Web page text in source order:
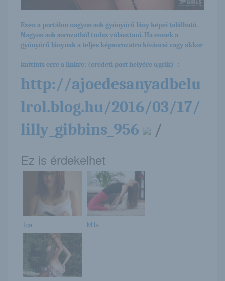
Ezen a portálon nagyon sok gyönyörű lány képei található.
Nagyon sok sorozatból tudsz választani. Ha ennek a
gyönyörű lánynak a teljes képsorozatra kíváncsi vagy akkor
kattints erre a linkre: (eredeti post helyére ugrik) -:-
http://ajoedesanyadbelu
lrol.blog.hu/2016/03/17/
lilly_gibbins_956
/
Ez is érdekelhet
Iga Mila